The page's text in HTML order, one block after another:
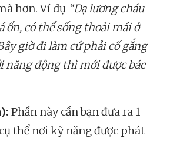
hơn. Ví dụ “Dạ lương cháu
ổn, có thể sống thoải mái ở
giờ đi làm cứ phải cố gắng
năng động thì mới được bác
Phần này cần bạn đưa ra 1
thể nơi kỹ năng được phát